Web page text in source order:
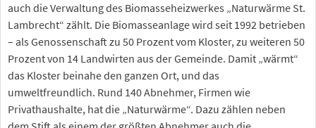
auch die Verwaltung des Biomasseheizwerkes „Naturwärme St.
Lambrecht“ zählt. Die Biomasseanlage wird seit 1992 betrieben
– als Genossenschaft zu 50 Prozent vom Kloster, zu weiteren 50
Prozent von 14 Landwirten aus der Gemeinde. Damit „wärmt“
das Kloster beinahe den ganzen Ort, und das
umweltfreundlich. Rund 140 Abnehmer, Firmen wie
Privathaushalte, hat die „Naturwärme“. Dazu zählen neben